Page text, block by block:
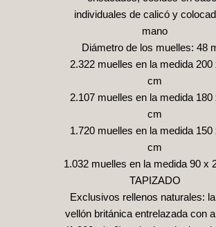
individuales de calicó y
mano
Diámetro de los muelles: 48
2.322 muelles en la medida 200
cm
2.107 muelles en la medida 180
cm
1.720 muelles en la medida 150
cm
1.032 muelles en la medida 90 x
TAPIZADO
Exclusivos rellenos naturales:
vellón británica entrelazada con